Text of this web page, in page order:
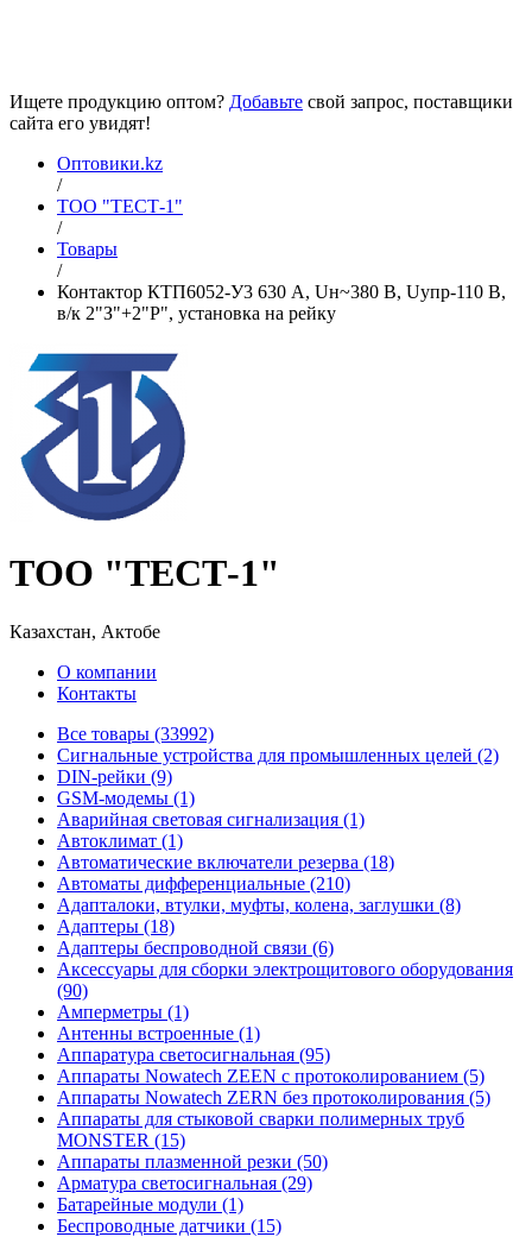
Ищете продукцию оптом? Добавьте свой запрос, поставщики
сайта его увидят!
Оптовики.kz
/
ТОО "ТЕСТ-1"
/
Товары
/
Контактор КТП6052-У3 630 А, Uн~380 В, Uупр-110 В,
в/к 2"З"+2"Р", установка на рейку
ТОО "ТЕСТ-1"
Казахстан, Актобе
О компании
Контакты
Все товары (33992)
Cигнальные устройства для промышленных целей (2)
DIN-рейки (9)
GSM-модемы (1)
Аварийная световая сигнализация (1)
Автоклимат (1)
Автоматические включатели резерва (18)
Автоматы дифференциальные (210)
Адапталоки, втулки, муфты, колена, заглушки (8)
Адаптеры (18)
Адаптеры беспроводной связи (6)
Аксессуары для сборки электрощитового оборудования
(90)
Амперметры (1)
Антенны встроенные (1)
Аппаратура светосигнальная (95)
Аппараты Nowatech ZEEN c протоколированием (5)
Аппараты Nowatech ZERN без протоколирования (5)
Аппараты для стыковой сварки полимерных труб
MONSTER (15)
Аппараты плазменной резки (50)
Арматура светосигнальная (29)
Батарейные модули (1)
Беспроводные датчики (15)